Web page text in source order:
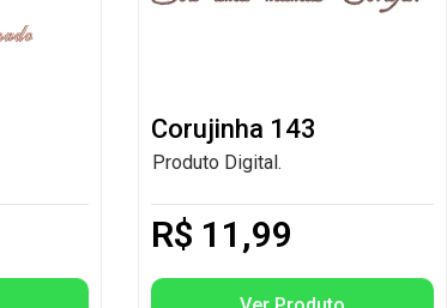
Corujinha 143
Produto Digital.
R$ 11,99